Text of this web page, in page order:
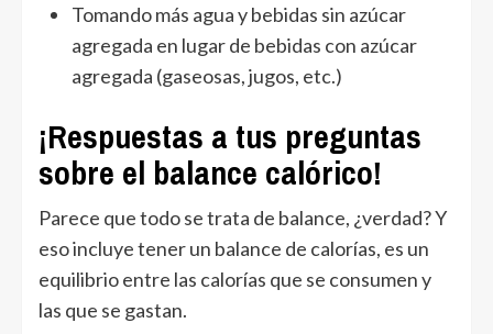
Tomando más agua y bebidas sin azúcar
agregada en lugar de bebidas con azúcar
agregada (gaseosas, jugos, etc.)
¡Respuestas a tus preguntas
sobre el balance calórico!
Parece que todo se trata de balance, ¿verdad? Y
eso incluye tener un balance de calorías, es un
equilibrio entre las calorías que se consumen y
las que se gastan.